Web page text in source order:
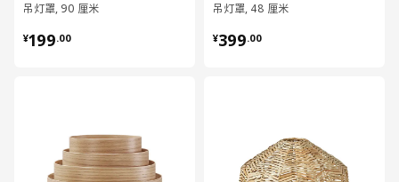
吊灯罩, 90 厘米
¥199.00
¥ 199.00
吊灯罩, 48 厘米
¥399.00
¥ 399.00